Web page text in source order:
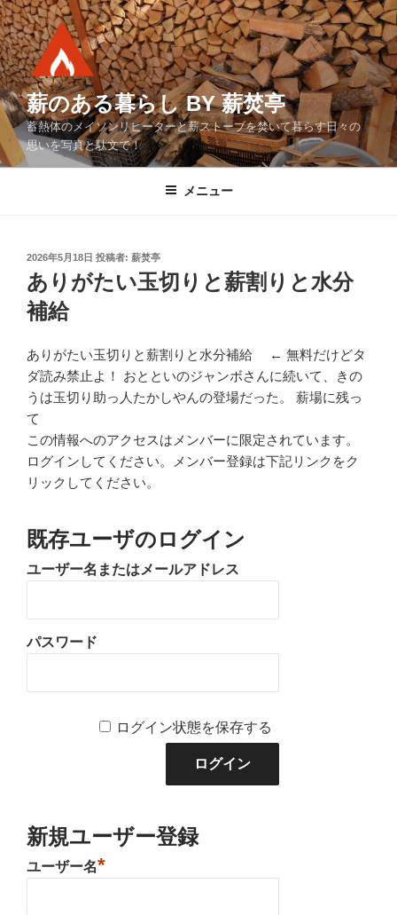
コ
ン
テ
ン
ツ
へ
キ
薪のある暮らし BY 薪焚亭
蓄熱体のメイソンリヒーターと薪ストーブを焚いて暮らす日々の
思いを写真と駄文で！
メニュー
投
稿
日:
2026年5月18日 投稿者: 薪焚亭
ありがたい玉切りと薪割りと水分
補給
ありがたい玉切りと薪割りと水分補給 ← 無料だけどタ
ダ読み禁止よ！ おとといのジャンボさんに続いて、きの
うは玉切り助っ人たかしやんの登場だった。 薪場に残っ
て
この情報へのアクセスはメンバーに限定されています。
ログインしてください。メンバー登録は下記リンクをク
リックしてください。
既存ユーザのログイン
ユーザー名またはメールアドレス
パスワード
ログイン状態を保存する
新規ユーザー登録
ユーザー名*